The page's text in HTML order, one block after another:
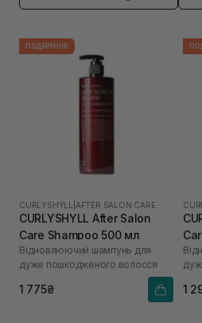
ПОДАРУНОК
CURLYSHYLL AFTER SALON CARE
CURLYSHYLL After Salon
Care Shampoo 500 мл
Відновлюючий шампунь для
дуже пошкодженого волосся
1 775₴ 1